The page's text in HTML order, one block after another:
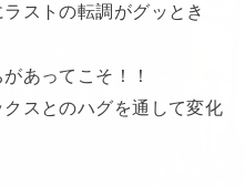
ストの転調がグッとき
あってこそ！！
スとのハグを通して変化